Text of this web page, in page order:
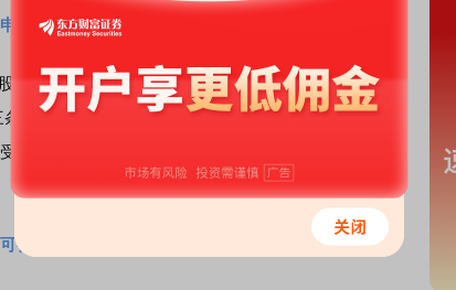
请
有限公司及其保荐人撤回发行上市申请，根据《上
的有关规定，本所终止其发行上市审核。去年5月19
理，拟融资650亿元。其保荐机构为
行性